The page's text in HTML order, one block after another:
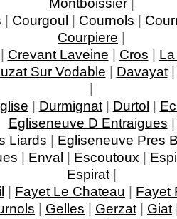
| Courgoul | Cournols |
Courpiere |
| Crevant Laveine | Cros |
Sur Vodable | Davayat
|
| Durmignat| Durtol |
Egliseneuve D Entraigues |
Liards | Egliseneuve Pres
| Enval | Escoutoux |
Espirat|
| Fayet Le Chateau | Fayet
| Gelles | Gerzat | Giat